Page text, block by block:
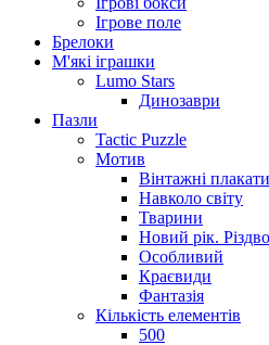
Ігрове поле
Брелоки
М'які іграшки
Lumo Stars
Динозаври
Пазли
Tactic Puzzle
Мотив
Вінтажні плакати
Навколо світу
Тварини
Новий рік. Різдво
Особливий
Краєвиди
Фантазія
Кількість елементів
500